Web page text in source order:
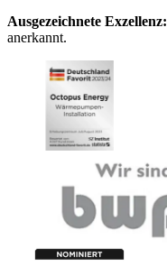
Ausgezeichnete Exzellenz:
anerkannt.